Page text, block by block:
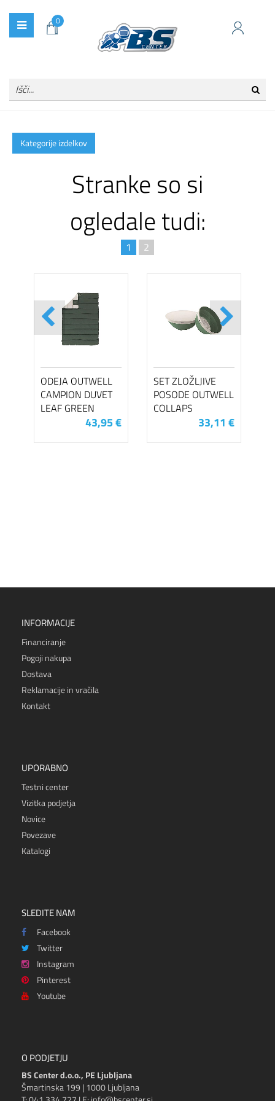
0
Kategorije izdelkov
Stranke so si
ogledale tudi:
1 2
ODEJA OUTWELL
CAMPION DUVET
LEAF GREEN
43,95 €
SET ZLOŽLJIVE
POSODE OUTWELL
COLLAPS
33,11 €
INFORMACIJE
Financiranje
Pogoji nakupa
Dostava
Reklamacije in vračila
Kontakt
UPORABNO
Testni center
Vizitka podjetja
Novice
Povezave
Katalogi
SLEDITE NAM
Facebook
Twitter
Instagram
Pinterest
Youtube
O PODJETJU
BS Center d.o.o., PE Ljubljana
Šmartinska 199 | 1000 Ljubljana